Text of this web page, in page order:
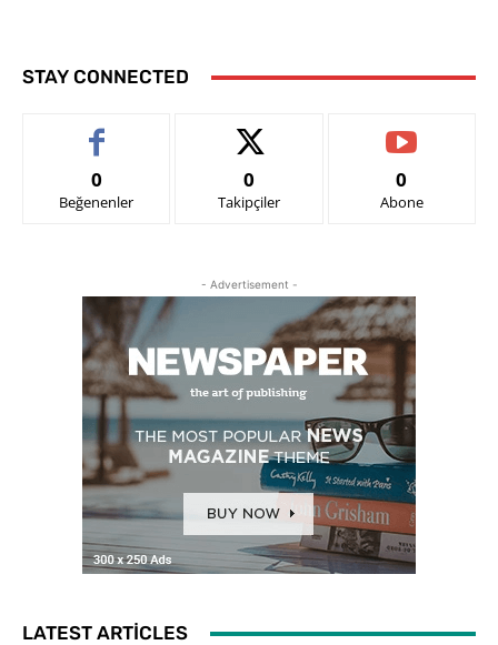
STAY CONNECTED
0
Beğenenler
0
Takipçiler
0
Abone
- Advertisement -
LATEST ARTICLES